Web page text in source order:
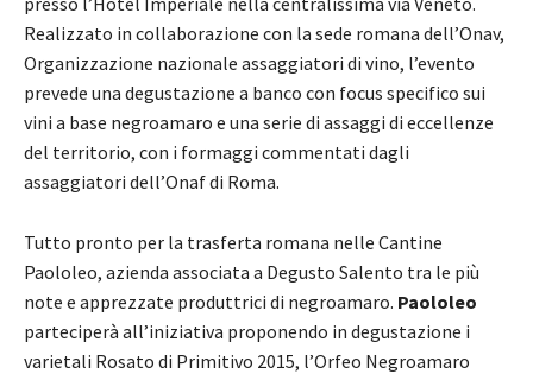
Realizzato in collaborazione con la sede romana dell’Onav,
Organizzazione nazionale assaggiatori di vino, l’evento
prevede una degustazione a banco con focus specifico sui
vini a base negroamaro e una serie di assaggi di eccellenze
del territorio, con i formaggi commentati dagli
assaggiatori dell’Onaf di Roma.
Tutto pronto per la trasferta romana nelle Cantine
Paololeo, azienda associata a Degusto Salento tra le più
note e apprezzate produttrici di negroamaro. Paololeo
parteciperà all’iniziativa proponendo in degustazione i
varietali Rosato di Primitivo 2015, l’Orfeo Negroamaro